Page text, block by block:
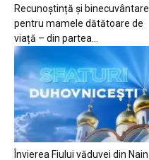
Recunoștință și binecuvântare
pentru mamele dătătoare de
viață – din partea...
Învierea Fiului văduvei din Nain